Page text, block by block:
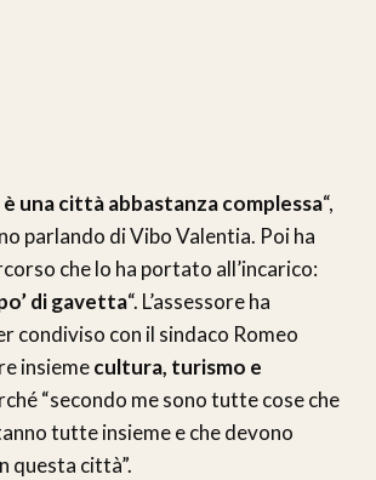
una città abbastanza complessa“,
parlando di Vibo Valentia. Poi ha
che lo ha portato all’incarico:
di gavetta“. L’assessore ha
condiviso con il sindaco Romeo
insiemecultura, turismo e
“secondo me sono tutte cose che
tutte insieme e che devono
questa città”.